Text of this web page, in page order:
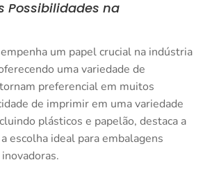
Possibilidades na
um papel crucial na indústria
uma variedade de
preferencial em muitos
de imprimir em uma variedade
plásticos e papelão, destaca a
escolha ideal para embalagens